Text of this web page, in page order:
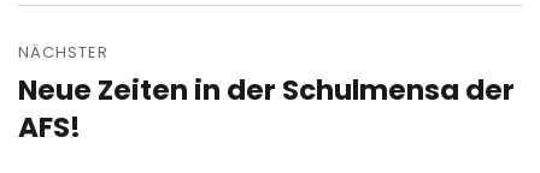
NÄCHSTER
Nächster
Beitrag:
Neue Zeiten in der Schulmensa der
AFS!